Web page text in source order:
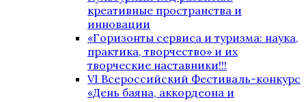
креативные пространства и
инновации
«Горизонты сервиса и туризма: наука,
практика, творчество» и их
творческие наставники!!!
VI Всероссийский Фестиваль-конкурс
«День баяна, аккордеона и